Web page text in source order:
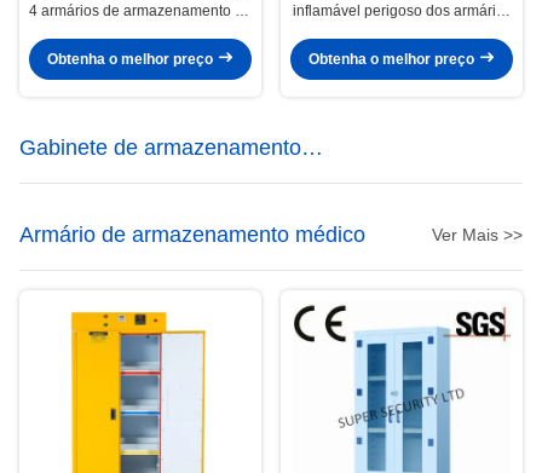
4 armários de armazenamento do
superior do banco
Obtenha o melhor preço
inflamável perigoso dos armários
para os produtos químicos
materiais
Obtenha o melhor preço
Gabinete de armazenamento
corrosivo
Armário de armazenamento médico
Ver Mais >>